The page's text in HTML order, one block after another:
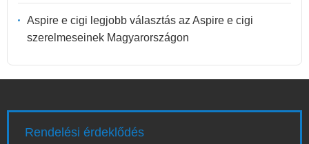
Aspire e cigi legjobb választás az Aspire e cigi
szerelmeseinek Magyarországon
Rendelési érdeklődés